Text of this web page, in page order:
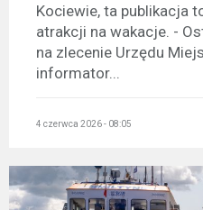
Kociewie, ta publikacja
atrakcji na wakacje. -
na zlecenie Urzędu
informator...
4 czerwca 2026 - 08:05